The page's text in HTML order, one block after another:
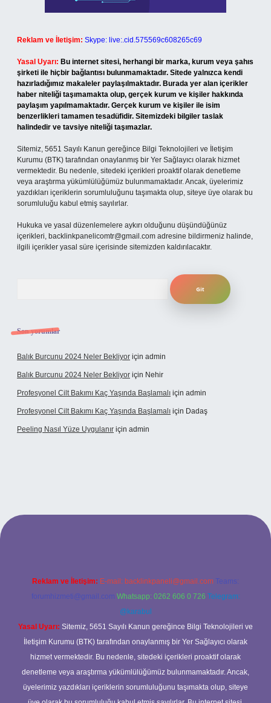
Reklam ve İletişim: Skype: live:.cid.575569c608265c69
Yasal Uyarı: Bu internet sitesi, herhangi bir marka, kurum veya şahıs
şirketi ile hiçbir bağlantısı bulunmamaktadır. Sitede yalnızca kendi
hazırladığımız makaleler paylaşılmaktadır. Burada yer alan içerikler
haber niteliği taşımamakta olup, gerçek kurum ve kişiler hakkında
paylaşım yapılmamaktadır. Gerçek kurum ve kişiler ile isim
benzerlikleri tamamen tesadüfidir. Sitemizdeki bilgiler taslak
halindedir ve tavsiye niteliği taşımazlar.
Sitemiz, 5651 Sayılı Kanun gereğince Bilgi Teknolojileri ve İletişim
Kurumu (BTK) tarafından onaylanmış bir Yer Sağlayıcı olarak hizmet
vermektedir. Bu nedenle, sitedeki içerikleri proaktif olarak denetleme
veya araştırma yükümlülüğümüz bulunmamaktadır. Ancak, üyelerimiz
yazdıkları içeriklerin sorumluluğunu taşımakta olup, siteye üye olarak bu
sorumluluğu kabul etmiş sayılırlar.
Hukuka ve yasal düzenlemelere aykırı olduğunu düşündüğünüz
içerikleri, backlinkpanelicomtr@gmail.com adresine bildirmeniz halinde,
ilgili içerikler yasal süre içerisinde sitemizden kaldırılacaktır.
Son yorumlar
Balık Burcunu 2024 Neler Bekliyor için admin
Balık Burcunu 2024 Neler Bekliyor için Nehir
Profesyonel Cilt Bakımı Kaç Yaşında Başlamalı için admin
Profesyonel Cilt Bakımı Kaç Yaşında Başlamalı için Dadaş
Peeling Nasıl Yüze Uygulanır için admin
Reklam ve İletişim: E-mail: backlinkpaneli@gmail.com Teams:
forumhizmeti@gmail.com Whatsapp: 0262 606 0 726 Telegram:
@karabul
Yasal Uyarı: Sitemiz, 5651 Sayılı Kanun gereğince Bilgi Teknolojileri ve
İletişim Kurumu (BTK) tarafından onaylanmış bir Yer Sağlayıcı olarak
hizmet vermektedir. Bu nedenle, sitedeki içerikleri proaktif olarak
denetleme veya araştırma yükümlülüğümüz bulunmamaktadır. Ancak,
üyelerimiz yazdıkları içeriklerin sorumluluğunu taşımakta olup, siteye